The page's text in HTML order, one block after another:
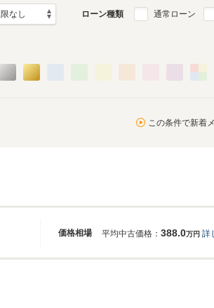
ローン種類 通常ローン
この条件で新着
価格相場 平均中古価格： 388.0万円 詳